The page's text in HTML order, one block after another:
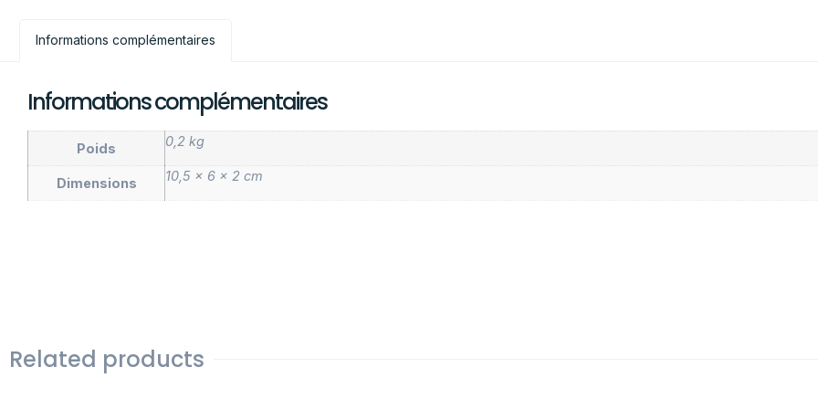
Informations complémentaires
Informations complémentaires
Poids 0,2 kg
Dimensions 10,5 × 6 × 2 cm
Related products